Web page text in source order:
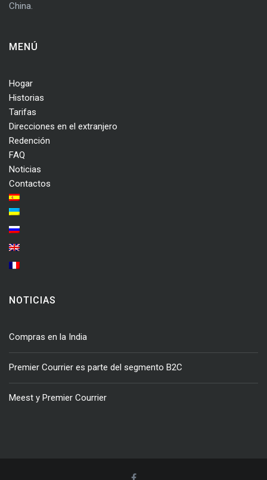
China.
MENÚ
Hogar
Historias
Tarifas
Direcciones en el extranjero
Redención
FAQ
Noticias
Contactos
NOTICIAS
Compras en la India
Premier Courrier es parte del segmento B2C
Meest y Premier Courrier